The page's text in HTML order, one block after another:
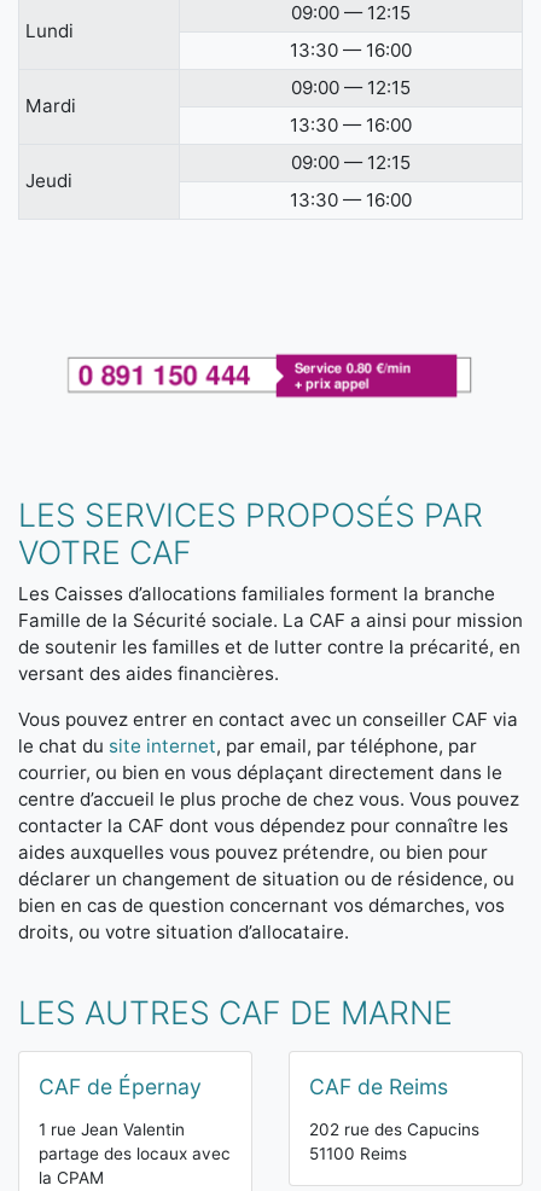
Lundi
09:00 — 12:15
13:30 — 16:00
Mardi
09:00 — 12:15
13:30 — 16:00
Jeudi
09:00 — 12:15
13:30 — 16:00
LES SERVICES PROPOSÉS PAR
VOTRE CAF
Les Caisses d’allocations familiales forment la branche
Famille de la Sécurité sociale. La CAF a ainsi pour mission
de soutenir les familles et de lutter contre la précarité, en
versant des aides financières.
Vous pouvez entrer en contact avec un conseiller CAF via
le chat du site internet, par email, par téléphone, par
courrier, ou bien en vous déplaçant directement dans le
centre d’accueil le plus proche de chez vous. Vous pouvez
contacter la CAF dont vous dépendez pour connaître les
aides auxquelles vous pouvez prétendre, ou bien pour
déclarer un changement de situation ou de résidence, ou
bien en cas de question concernant vos démarches, vos
droits, ou votre situation d’allocataire.
LES AUTRES CAF DE MARNE
CAF de Épernay
1 rue Jean Valentin
partage des locaux avec
la CPAM
CAF de Reims
202 rue des Capucins
51100 Reims